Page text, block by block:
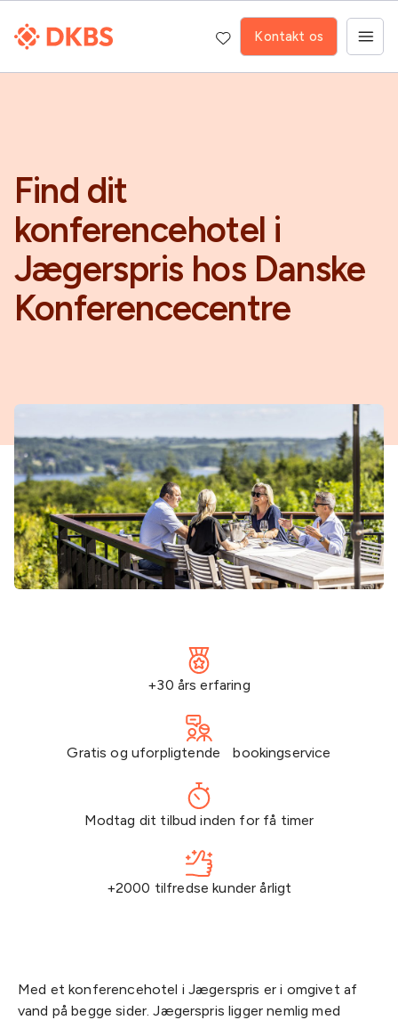
Kontakt os
Find dit
konferencehotel i
Jægerspris hos Danske
Konferencecentre
+30 års erfaring
Gratis og uforpligtende bookingservice
Modtag dit tilbud inden for få timer
+2000 tilfredse kunder årligt
Med et konferencehotel i Jægerspris er i omgivet af
vand på begge sider. Jægerspris ligger nemlig med